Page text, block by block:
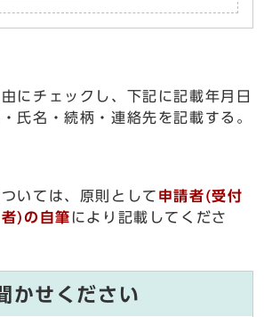
由にチェックし、下記に記載年月日
氏名・続柄・連絡先を記載する。
いては、原則として 申請者(受付
)の自筆 により記載してくださ
かせください